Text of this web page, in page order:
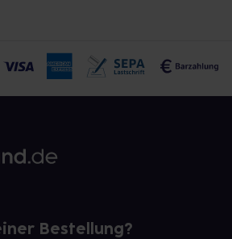
Bestellung?